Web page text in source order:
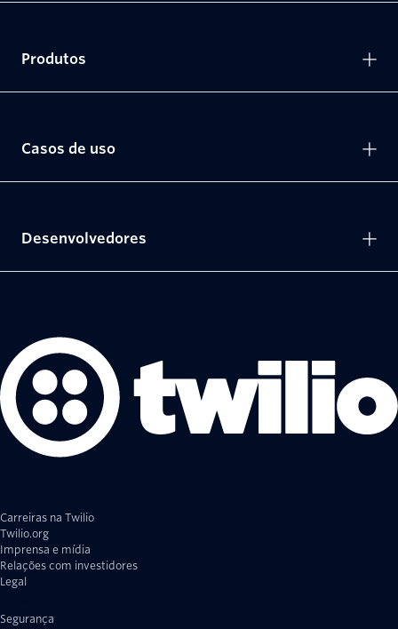
Carreiras na Twilio
Twilio.org
Imprensa e mídia
Relações com investidores
Legal
Segurança
Produtos
Casos de uso
Desenvolvedores